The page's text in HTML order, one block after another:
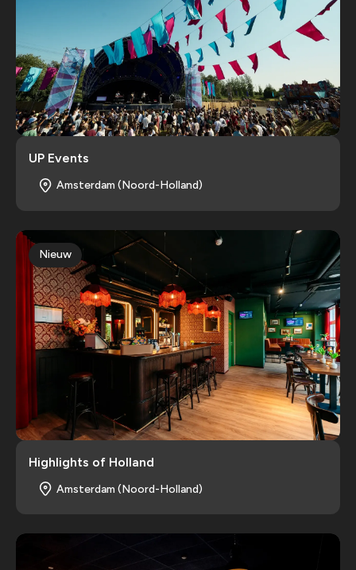
UP Events
Amsterdam (Noord-Holland)
Highlights of Holland
Amsterdam (Noord-Holland)
Nieuw